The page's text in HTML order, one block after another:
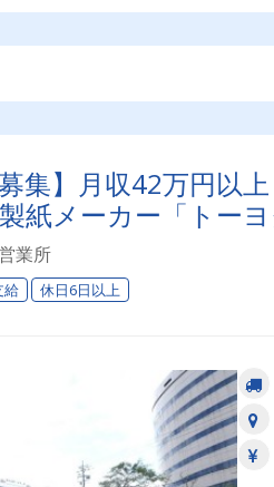
集】月収42万円以
紙メーカー「トーヨ
業所
給 休日6日以上